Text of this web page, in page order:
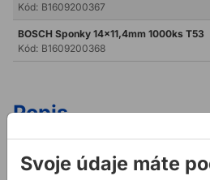
Kód: B1609200367
BOSCH Sponky 14x11,4mm 1000ks T53
Kód: B1609200368
Popis
BOSCH sponky T53 sa
Svoje údaje máte